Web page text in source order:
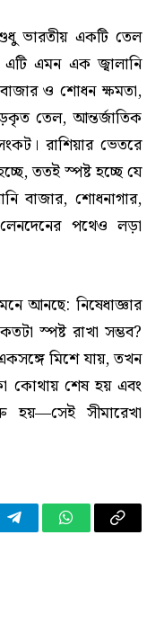
ভারতীয় একটি তেল
এটি এমন এক জ্বালানি
ও শোধন ক্ষমতা,
তেল, আন্তর্জাতিক
রাশিয়ার ভেতরে
ততই স্পষ্ট হচ্ছে যে
বাজার, শোধনাগার,
পথেও লড়া
আনছে: নিষেধাজ্ঞার
স্পষ্ট রাখা সম্ভব?
একসঙ্গে মিশে যায়, তখন
কোথায় শেষ হয় এবং
সীমারেখা
TelegramWhatsApp
Copy